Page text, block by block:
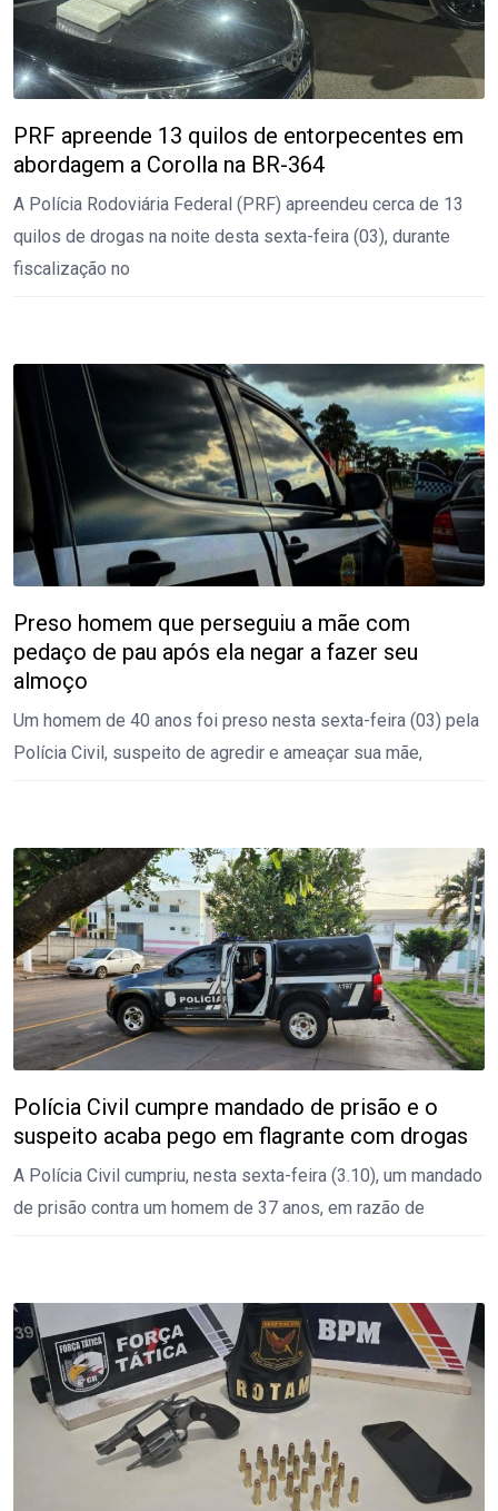
PRF apreende 13 quilos de entorpecentes em
abordagem a Corolla na BR-364
A Polícia Rodoviária Federal (PRF) apreendeu cerca de 13
quilos de drogas na noite desta sexta-feira (03), durante
fiscalização no
Preso homem que perseguiu a mãe com
pedaço de pau após ela negar a fazer seu
almoço
Um homem de 40 anos foi preso nesta sexta-feira (03) pela
Polícia Civil, suspeito de agredir e ameaçar sua mãe,
Polícia Civil cumpre mandado de prisão e o
suspeito acaba pego em flagrante com drogas
A Polícia Civil cumpriu, nesta sexta-feira (3.10), um mandado
de prisão contra um homem de 37 anos, em razão de